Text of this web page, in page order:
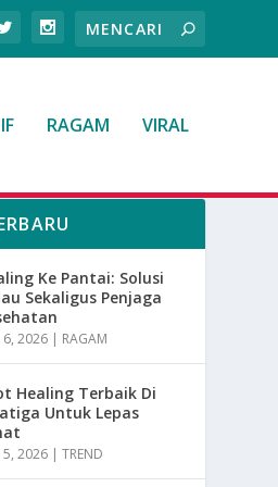
RAGAM VIRAL
Ke Pantai: Solusi
Sekaligus Penjaga
6, 2026 | RAGAM
Healing Terbaik Di
Untuk Lepas
5, 2026 |TREND